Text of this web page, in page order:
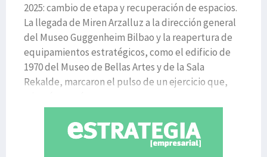
2025: cambio de etapa y recuperación de espacios.
La llegada de Miren Arzalluz a la dirección general
del Museo Guggenheim Bilbao y la reapertura de
equipamientos estratégicos, como el edificio de
1970 del Museo de Bellas Artes y de la Sala
Rekalde, marcaron el pulso de un ejercicio que,